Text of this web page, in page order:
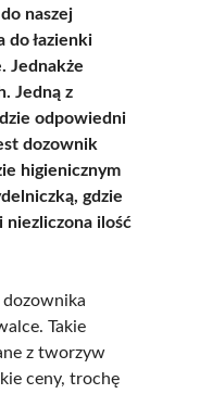
naszej
do łazienki
Jednakże
Jedną z
odpowiedni
dozownik
higienicznym
gdzie
niezliczona ilość
dozownika
Takie
z tworzyw
ceny, trochę